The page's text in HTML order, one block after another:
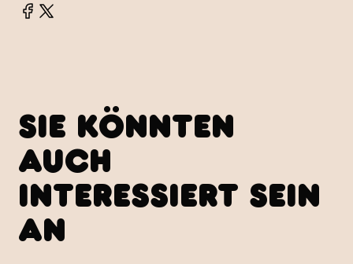
SIE KÖNNTEN
AUCH
INTERESSIERT SEIN
AN